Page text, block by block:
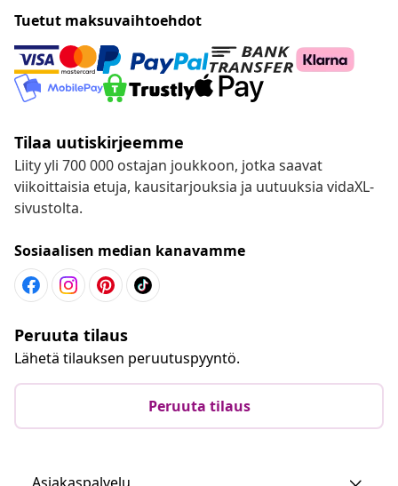
Tuetut maksuvaihtoehdot
Tilaa uutiskirjeemme
Liity yli 700 000 ostajan joukkoon, jotka saavat
viikoittaisia etuja, kausitarjouksia ja uutuuksia vidaXL-
sivustolta.
Sosiaalisen median kanavamme
Peruuta tilaus
Lähetä tilauksen peruutuspyyntö.
Peruuta tilaus